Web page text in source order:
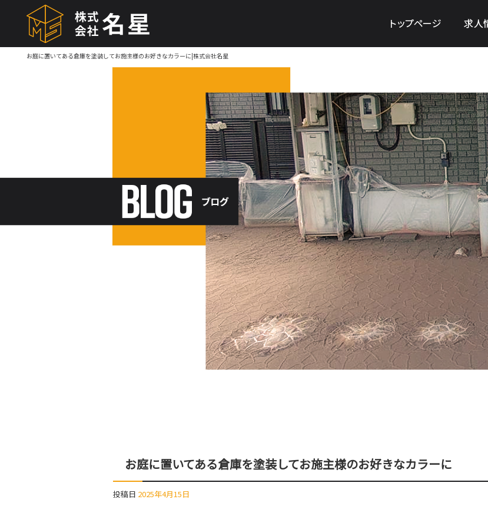
お庭に置いてある倉庫を塗装してお施主様のお好きなカラーに|株式会社名星
お庭に置いてある倉庫を塗装してお施主様のお好きなカラーに
投稿日 2025年4月15日